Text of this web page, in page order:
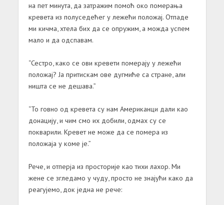
на пет минута, да затражим помоћ око померања
кревета из полуседећег у лежећи положај. Отпаде
ми кичма, хтела бих да се опружим, а можда успем
мало и да одспавам.
“Сестро, како се ови кревети померају у лежећи
положај? Ја притискам ове дугмиће са стране, али
ништа се не дешава.”
“То говно од кревета су нам Американци дали као
донацију, и чим смо их добили, одмах су се
покварили. Кревет не може да се помера из
положаја у коме је.”
Рече, и отперја из просторије као тихи лахор. Ми
жене се згледамо у чуду, просто не знајући како да
реагујемо, док једна не рече: